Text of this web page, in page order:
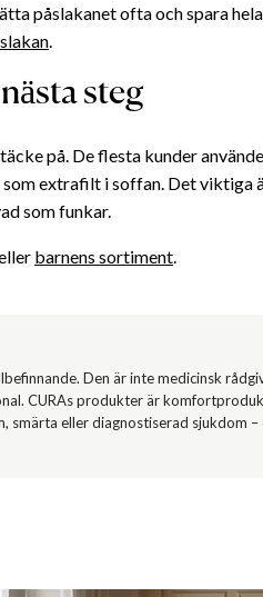
påslakanet ofta och spara
.
steg
på. De flesta kunder
extrafilt i soffan. Det viktiga
som funkar.
barnens sortiment.
Den är inte medicinsk
CURAs produkter är
smärta eller diagnostiserad sjukdom –